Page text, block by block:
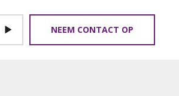
NEEM CONTACT OP